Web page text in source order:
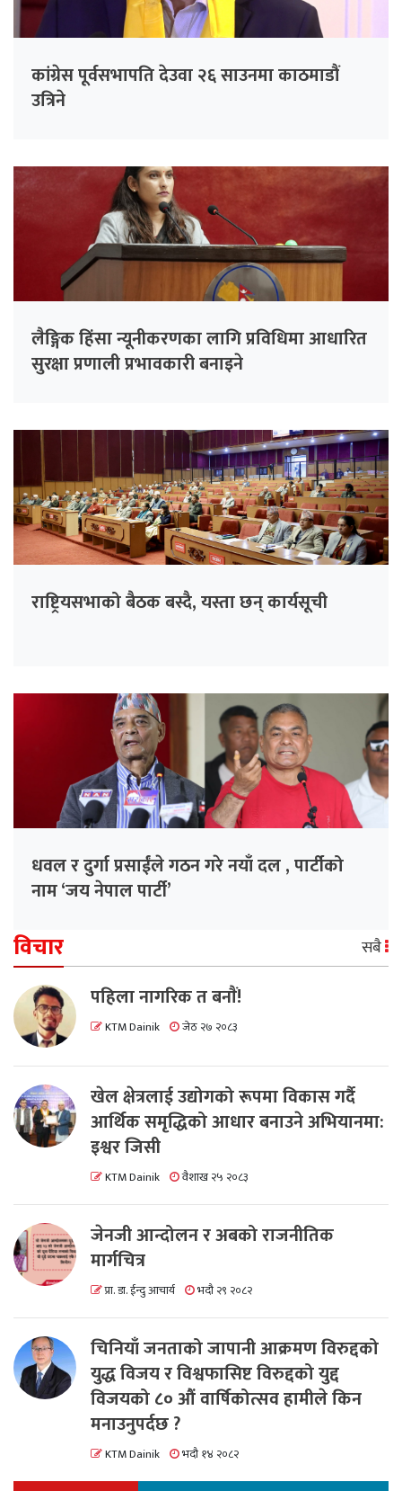
कांग्रेस पूर्वसभापति देउवा २६ साउनमा काठमाडौं
उत्रिने
लैङ्गिक हिंसा न्यूनीकरणका लागि प्रविधिमा आधारित
सुरक्षा प्रणाली प्रभावकारी बनाइने
राष्ट्रियसभाको बैठक बस्दै, यस्ता छन् कार्यसूची
धवल र दुर्गा प्रसाईंले गठन गरे नयाँ दल , पार्टीको
नाम ‘जय नेपाल पार्टी’
विचार सबै
पहिला नागरिक त बनाैं!
KTM Dainik जेठ २७ २०८३
खेल क्षेत्रलाई उद्योगको रूपमा विकास गर्दै
आर्थिक समृद्धिको आधार बनाउने अभियानमा:
इश्वर जिसी
KTM Dainik वैशाख २५ २०८३
जेनजी आन्दोलन र अबको राजनीतिक
मार्गचित्र
प्रा. डा. ईन्दु आचार्य भदौ २९ २०८२
चिनियाँ जनताको जापानी आक्रमण विरुद्दको
युद्ध विजय र विश्वफासिष्ट विरुद्दको युद्द
विजयको ८० औं वार्षिकोत्सव हामीले किन
मनाउनुपर्दछ ?
KTM Dainik भदौ १४ २०८२